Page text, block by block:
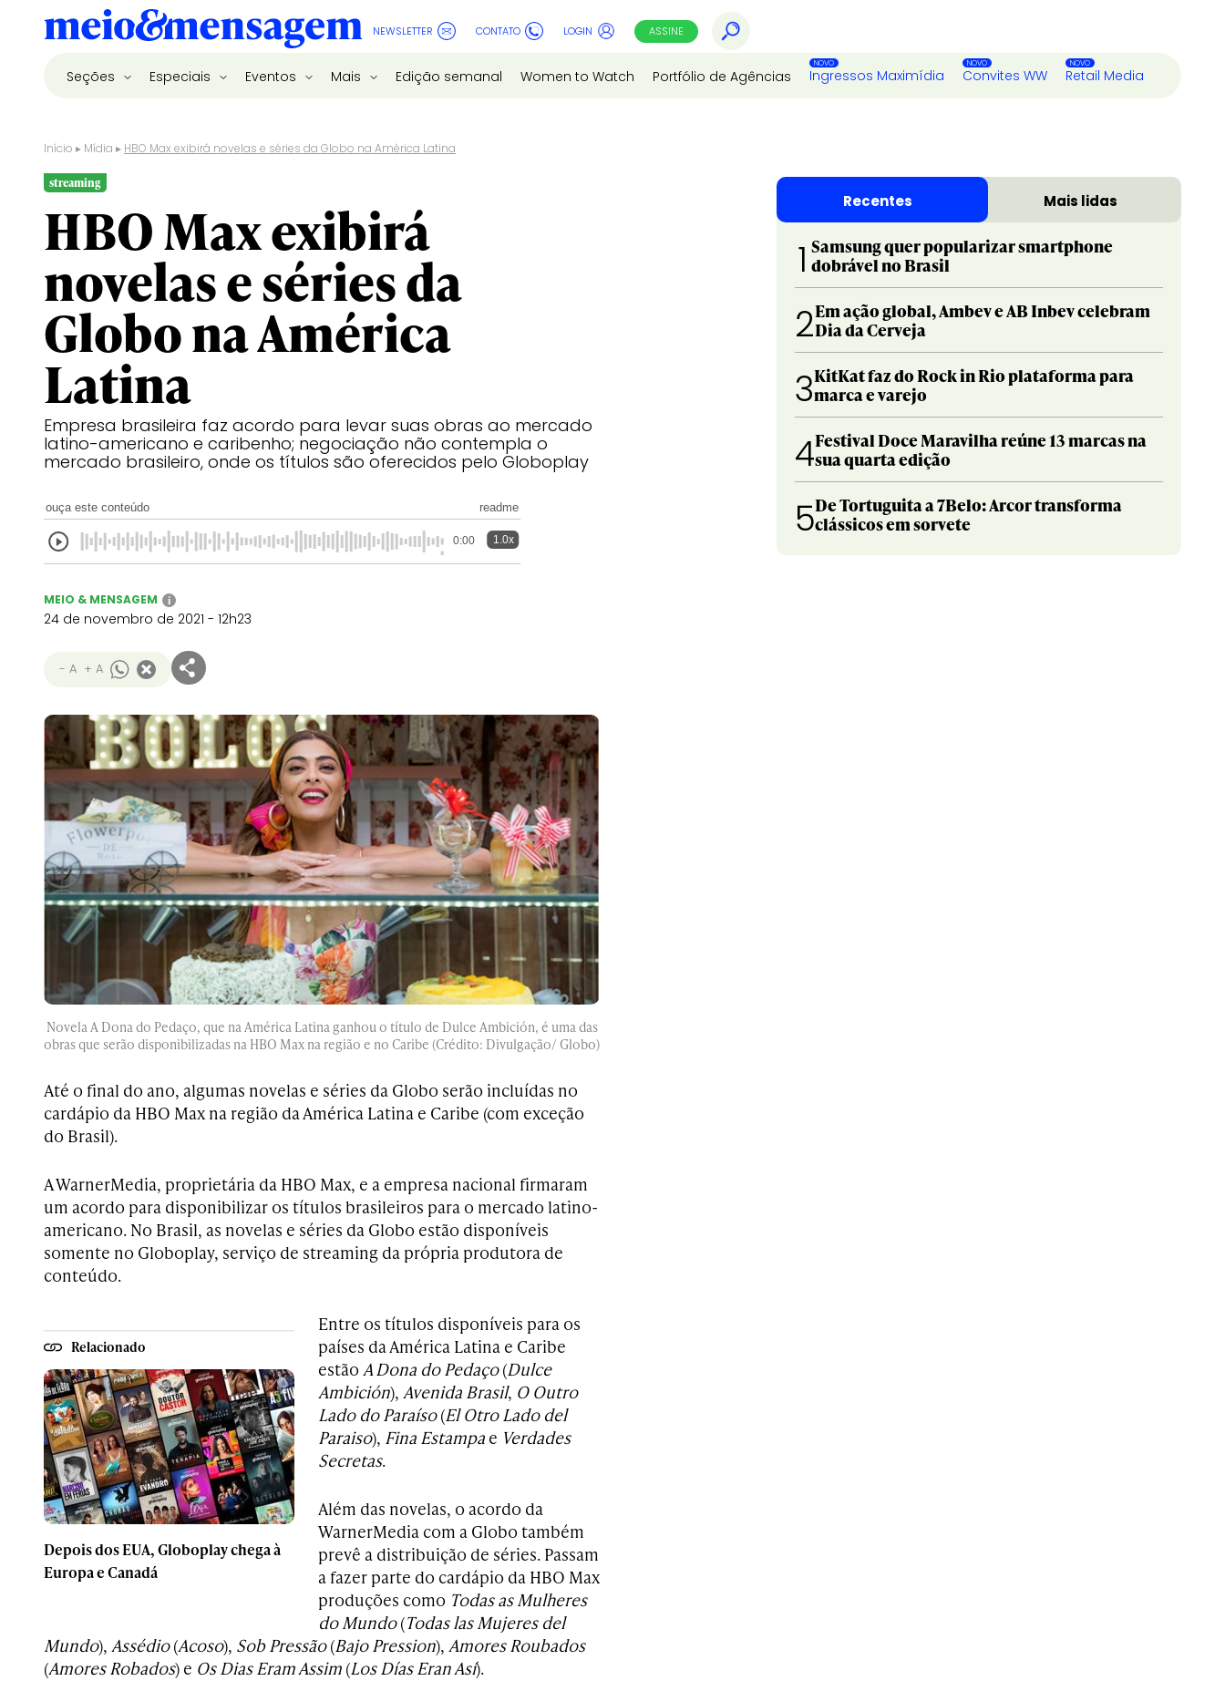
NEWSLETTER CONTATO LOGIN ASSINE
Seções Especiais Eventos Mais Edição semanal Women to Watch Portfólio de Agências Ingressos Maximídia Convites WW Retail Media
Início ▸ Mídia ▸ HBO Max exibirá novelas e séries da Globo na América Latina
streaming
HBO Max exibirá
novelas e séries da
Globo na América
Latina
Empresa brasileira faz acordo para levar suas obras ao mercado
latino-americano e caribenho; negociação não contempla o
mercado brasileiro, onde os títulos são oferecidos pelo Globoplay
ouça este conteúdo readme
0:00 1.0x
MEIO & MENSAGEM i
24 de novembro de 2021 - 12h23
- A + A
Novela A Dona do Pedaço, que na América Latina ganhou o título de Dulce Ambición, é uma das
obras que serão disponibilizadas na HBO Max na região e no Caribe (Crédito: Divulgação/ Globo)
Até o final do ano, algumas novelas e séries da Globo serão incluídas no
cardápio da HBO Max na região da América Latina e Caribe (com exceção
do Brasil).
A WarnerMedia, proprietária da HBO Max, e a empresa nacional firmaram
um acordo para disponibilizar os títulos brasileiros para o mercado latino-
americano. No Brasil, as novelas e séries da Globo estão disponíveis
somente no Globoplay, serviço de streaming da própria produtora de
conteúdo.
Relacionado
Depois dos EUA, Globoplay chega à
Europa e Canadá
Entre os títulos disponíveis para os
países da América Latina e Caribe
estão A Dona do Pedaço(Dulce
Ambición), Avenida Brasil, O Outro
Lado do Paraíso(El Otro Lado del
Paraiso), Fina Estampa e Verdades
Secretas.
Além das novelas, o acordo da
WarnerMedia com a Globo também
prevê a distribuição de séries. Passam
a fazer parte do cardápio da HBO Max
produções como Todas as Mulheres
do Mundo(Todas las Mujeres del
Mundo), Assédio(Acoso), Sob Pressão(Bajo Pression), Amores Roubados
(Amores Robados) e Os Dias Eram Assim (Los Días Eran Así).
Recentes Mais lidas
1 Samsung quer popularizar smartphone
dobrável no Brasil
2Em ação global, Ambev e AB Inbev celebram
Dia da Cerveja
3KitKat faz do Rock in Rio plataforma para
marca e varejo
4Festival Doce Maravilha reúne 13 marcas na
sua quarta edição
5De Tortuguita a 7Belo: Arcor transforma
clássicos em sorvete